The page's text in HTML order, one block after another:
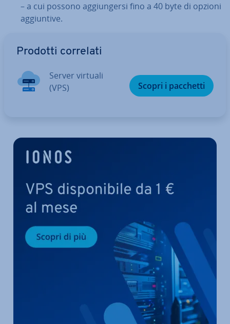
– a cui possono ag­giun­ger­si fino a 40 byte di opzioni
ag­giun­ti­ve.
Prodotti correlati
Server virtuali
(VPS)
Scopri i pacchetti